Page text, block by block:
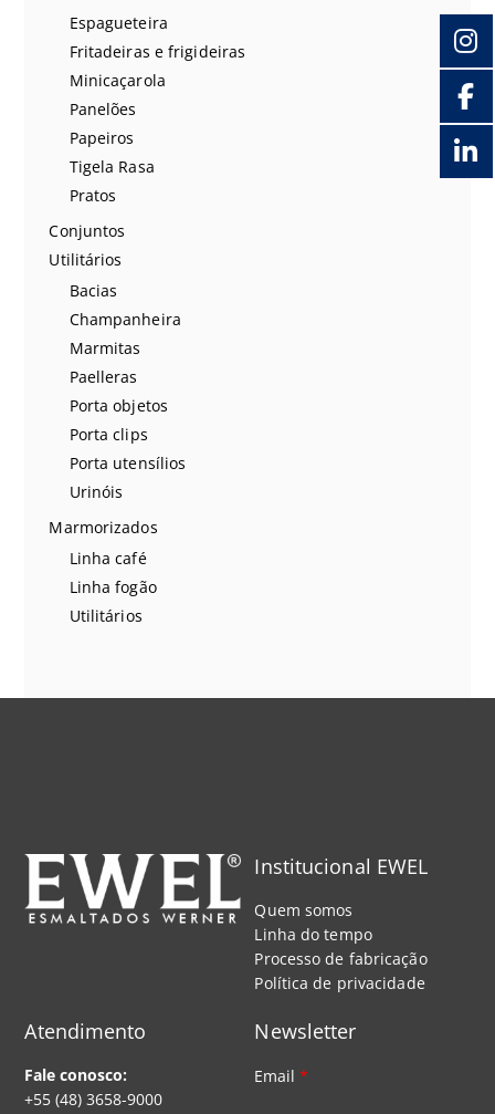
Espagueteira
Fritadeiras e frigideiras
Minicaçarola
Panelões
Papeiros
Tigela Rasa
Pratos
Conjuntos
Utilitários
Bacias
Champanheira
Marmitas
Paelleras
Porta objetos
Porta clips
Porta utensílios
Urinóis
Marmorizados
Linha café
Linha fogão
Utilitários
Institucional EWEL
Quem somos
Linha do tempo
Processo de fabricação
Política de privacidade
Atendimento
Fale conosco:
+55 (48) 3658-9000
Newsletter
Email*